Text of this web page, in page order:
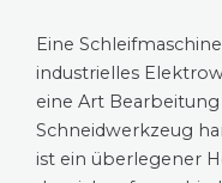
Eine
industrielles
eine Art
Schneidwerkzeug
ist ein überlegener